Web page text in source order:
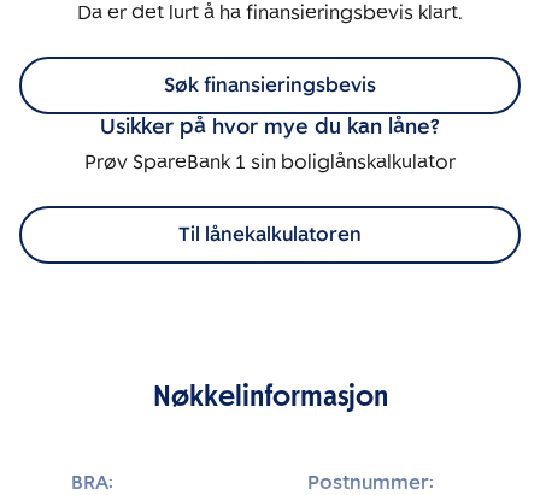
Da er det lurt å ha finansieringsbevis klart.
Søk finansieringsbevis
Usikker på hvor mye du kan låne?
Prøv SpareBank 1 sin boliglånskalkulator
Til lånekalkulatoren
Nøkkelinformasjon
BRA:
Postnummer: